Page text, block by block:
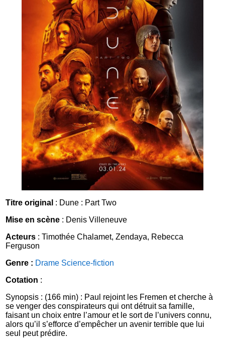
Titre original : Dune : Part Two
Mise en scène : Denis Villeneuve
Acteurs : Timothée Chalamet, Zendaya, Rebecca
Ferguson
Genre : Drame Science-fiction
Cotation :
Synopsis : (166 min) : Paul rejoint les Fremen et cherche à
se venger des conspirateurs qui ont détruit sa famille,
faisant un choix entre l’amour et le sort de l’univers connu,
alors qu’il s’efforce d’empêcher un avenir terrible que lui
seul peut prédire.